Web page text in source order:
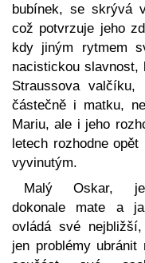
bubínek, se skrývá
což potvrzuje jeho
kdy jiným rytmem
nacistickou slavnost,
Straussova
částečně i matku,
Mariu, ale i jeho
letech rozhodne
vyvinutým.
Malý Oskar,
dokonale mate a
ovládá své
jen problémy ubránit